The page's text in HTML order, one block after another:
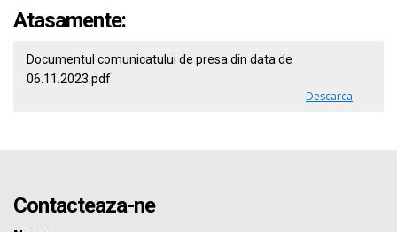
Atasamente:
Documentul comunicatului de presa din data de
06.11.2023.pdf
Descarca
Contacteaza-ne